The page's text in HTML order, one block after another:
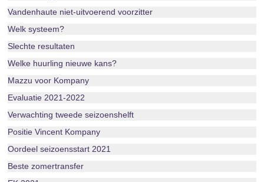
Vandenhaute niet-uitvoerend voorzitter
Welk systeem?
Slechte resultaten
Welke huurling nieuwe kans?
Mazzu voor Kompany
Evaluatie 2021-2022
Verwachting tweede seizoenshelft
Positie Vincent Kompany
Oordeel seizoensstart 2021
Beste zomertransfer